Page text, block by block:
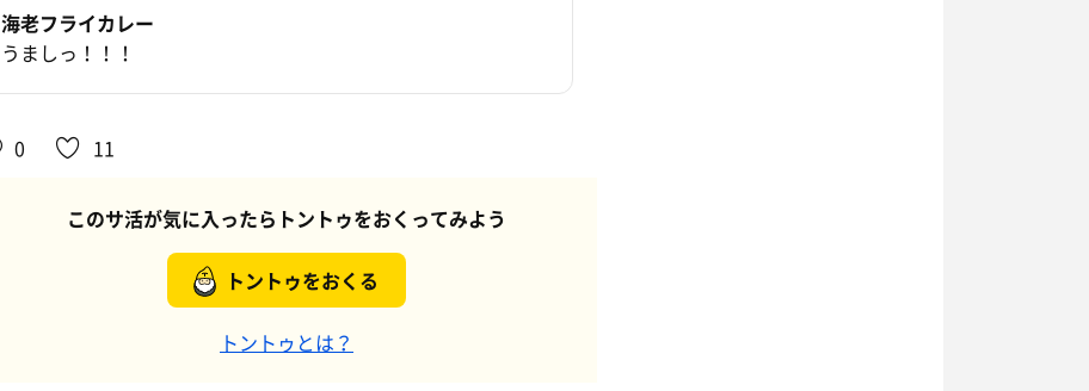
海老フライカレー
うましっ！！！
0 11
このサ活が気に入ったらトントゥをおくってみよう
トントゥをおくる
トントゥとは？